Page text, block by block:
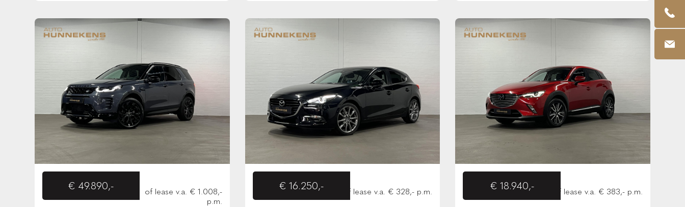
€ 49.890,-
of lease v.a. € 1.008,-
p.m.
€ 16.250,- of lease v.a. € 328,- p.m. € 18.940,- of lease v.a. € 383,- p.m.